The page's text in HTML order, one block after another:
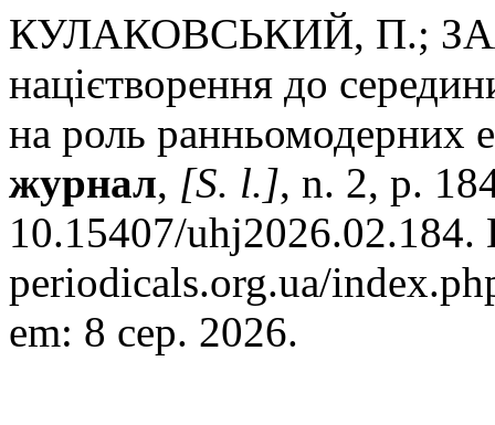
КУЛАКОВСЬКИЙ, П.;
націєтворення до
на роль ранньомодерних
журнал, [S. l.], n. 2, p.
10.15407/
periodicals.org.ua/
em: 8 сер. 2026.